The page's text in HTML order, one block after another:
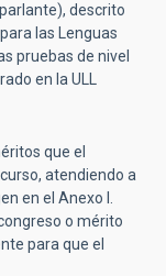
descrito
las Lenguas
pruebas de nivel
en la ULL
que el
atendiendo a
en el Anexo I.
o mérito
para que el